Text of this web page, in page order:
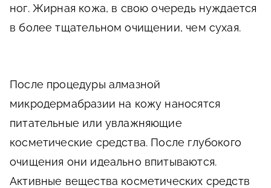
ног. Жирная кожа, в свою очередь нуждается
в более тщательном очищении, чем сухая.
После процедуры алмазной
микродермабразии на кожу наносятся
питательные или увлажняющие
косметические средства. После глубокого
очищения они идеально впитываются.
Активные вещества косметических средств